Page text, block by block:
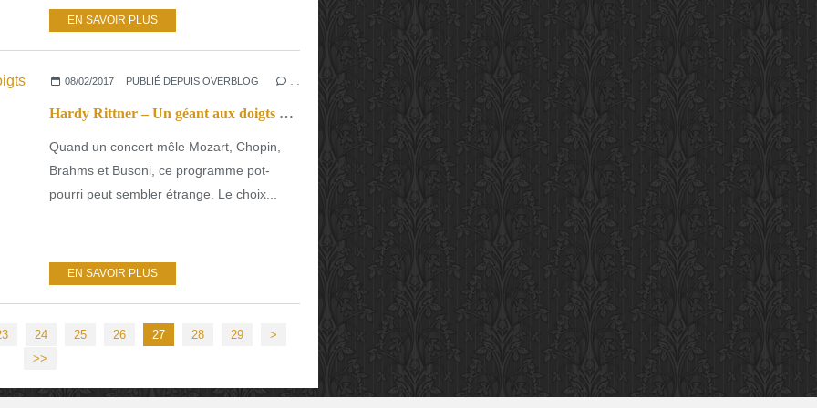
EN SAVOIR PLUS
08/02/2017 PUBLIÉ DEPUIS OVERBLOG
Hardy Rittner – Un géant aux doigts de fée
Quand un concert mêle Mozart, Chopin,
Brahms et Busoni, ce programme pot-
pourri peut sembler étrange. Le choix...
EN SAVOIR PLUS
24 25 26 27 28 29
>
>>